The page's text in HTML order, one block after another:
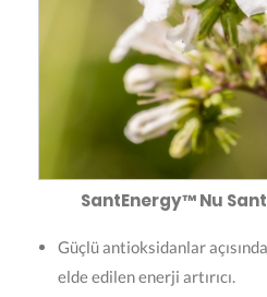
SantEnergy™ Nu
Güçlü antioksidanlar
elde edilen enerji artırıcı.